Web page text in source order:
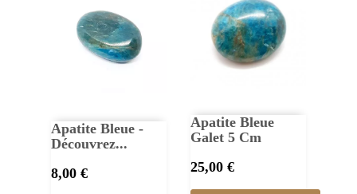
Apatite Bleue -
Découvrez...
Prix
8,00 €
Apatite Bleue
Galet 5 Cm
Prix
25,00 €